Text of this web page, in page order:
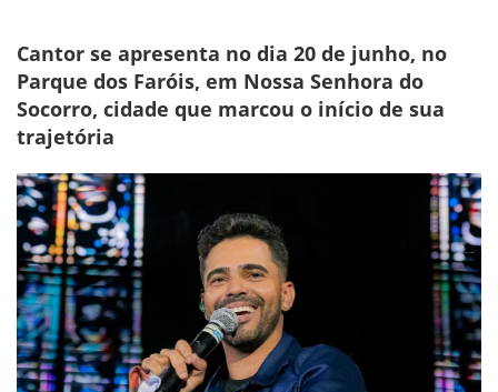
Cantor se apresenta no dia 20 de junho, no
Parque dos Faróis, em Nossa Senhora do
Socorro, cidade que marcou o início de sua
trajetória